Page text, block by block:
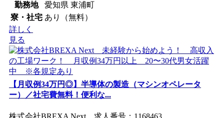
勤務地
愛知県 東浦町
寮・社宅 あり（無料）
詳しく
見る
【月収例34万円◎】半導体の製造（マシンオペレータ
ー）／社宅費無料！便利な...
株式会社BREXA Next 求人番号：1168463